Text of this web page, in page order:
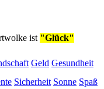
ist "Glück"
Geld Gesundheit
Sicherheit Sonne Spaß